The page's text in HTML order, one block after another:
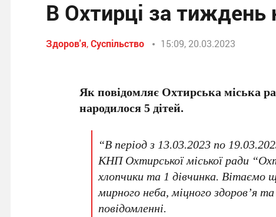
В Охтирці за тиждень
Здоров'я,Суспільство 15:09, 20.03.2023
Як повідомляє Охтирська міська
народилося 5 дітей.
“В період з 13.03.2023 по
КНП Охтирської міської ради
хлопчики та 1 дівчинка. Вітаємо
мирного неба, міцного здоров’я
повідомленні.